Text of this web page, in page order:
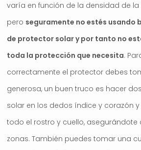
varía en función de la densidad de
pero seguramente no estés
de protector solar y por tanto no
toda la protección que necesita.
correctamente el protector debes
generosa, un buen truco es hacer
solar en los dedos índice y corazón
todo el rostro y cuello, asegurándote
zonas. También puedes tomar una